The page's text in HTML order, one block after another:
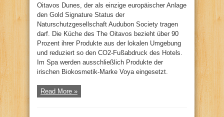
Oitavos Dunes, der als einzige europäischer Anlage
den Gold Signature Status der
Naturschutzgesellschaft Audubon Society tragen
darf. Die Küche des The Oitavos bezieht über 90
Prozent ihrer Produkte aus der lokalen Umgebung
und reduziert so den CO2-Fußabdruck des Hotels.
Im Spa werden ausschließlich Produkte der
irischen Biokosmetik-Marke Voya eingesetzt.
Read More »